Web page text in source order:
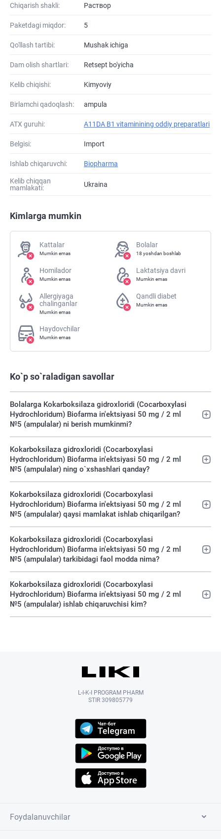
Chiqarish shakli: Раствор
Paketdagi miqdor: 5
Qo'llash tartibi: Mushak ichiga
Dam olish shartlari: Retsept bo'yicha
Kelib chiqishi: Kimyoviy
Birlamchi qadoqlash: ampula
ATХ guruhi: A11DA B1 vitaminining oddiy preparatlari
Belgisi: Import
Ishlab chiqaruvchi: Biopharma
Kelib chiqqan
mamlakati:
Ukraina
Kimlarga mumkin
Kattalar
Mumkin emas
Bolalar
18 yoshdan boshlab
Homilador
Mumkin emas
Laktatsiya davri
Mumkin emas
Allergiyaga
chalinganlar
Mumkin emas
Qandli diabet
Mumkin emas
Haydovchilar
Mumkin emas
Ko`p so`raladigan savollar
Bolalarga Kokarboksilaza gidroxloridi (Cocarboxylasi
Hydrochloridum) Biofarma in'ektsiyasi 50 mg / 2 ml
№5 (ampulalar) ni berish mumkinmi?
Kokarboksilaza gidroxloridi (Cocarboxylasi
Hydrochloridum) Biofarma in'ektsiyasi 50 mg / 2 ml
№5 (ampulalar) ning o`xshashlari qanday?
Kokarboksilaza gidroxloridi (Cocarboxylasi
Hydrochloridum) Biofarma in'ektsiyasi 50 mg / 2 ml
№5 (ampulalar) qaysi mamlakat ishlab chiqarilgan?
Kokarboksilaza gidroxloridi (Cocarboxylasi
Hydrochloridum) Biofarma in'ektsiyasi 50 mg / 2 ml
№5 (ampulalar) tarkibidagi faol modda nima?
Kokarboksilaza gidroxloridi (Cocarboxylasi
Hydrochloridum) Biofarma in'ektsiyasi 50 mg / 2 ml
№5 (ampulalar) ishlab chiqaruvchisi kim?
L-I-K-I PROGRAM PHARM
STIR 309805779
Foydalanuvchilar